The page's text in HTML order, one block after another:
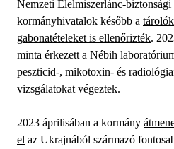
Nemzeti Élelmiszerlánc-
kormányhivatalok később a
gabonatételeket is ellenőrizték.
minta érkezett a Nébih
peszticid-, mikotoxin- és
vizsgálatokat végeztek.
2023 áprilisában a kormány
el az Ukrajnából származó